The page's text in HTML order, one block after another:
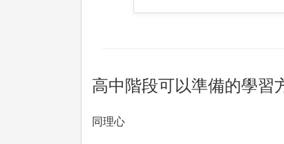
高中階段可以準備的學習
同理心